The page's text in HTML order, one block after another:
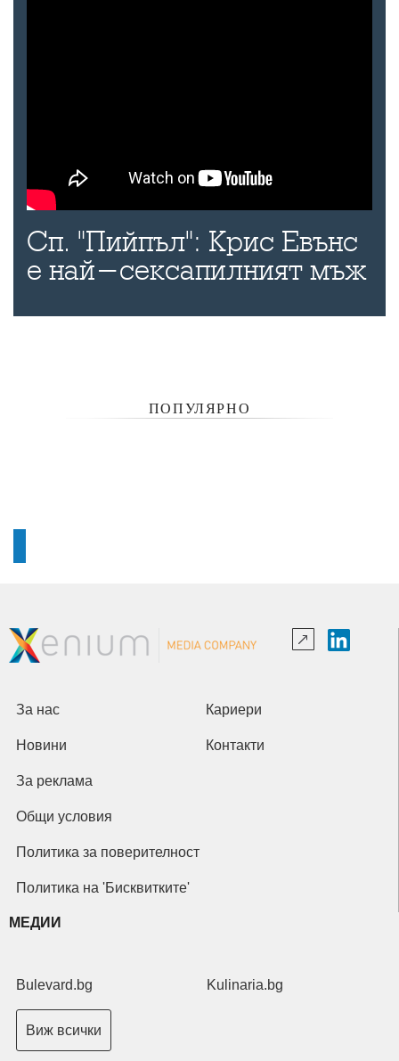
Сп. "Пийпъл": Крис Евънс
е най-сексапилният мъж
ПОПУЛЯРНО
За нас Кариери
Новини Контакти
За реклама
Общи условия
Политика за поверителност
Политика на 'Бисквитките'
МЕДИИ
Bulevard.bg Kulinaria.bg
Виж всички